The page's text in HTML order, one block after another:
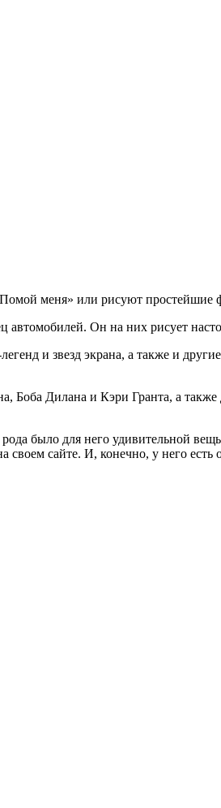
меня» или рисуют простейшие
автомобилей. Он на них рисует
и звезд экрана, а также и
Дилана и Кэри Гранта, а
было для него удивительной
сайте. И, конечно, у него